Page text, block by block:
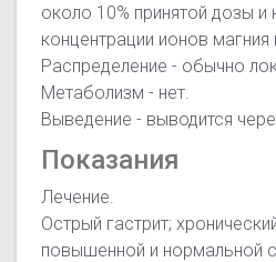
около 10% принятой дозы и
концентрации ионов магния
Распределение - обычно
Метаболизм - нет.
Выведение - выводится
Показания
Лечение.
Острый гастрит;
повышенной и нормальной